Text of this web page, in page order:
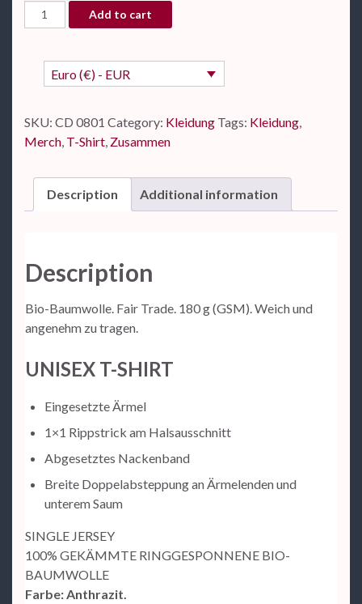
T-Shirt ZUSAMMEN quantity
Add to cart
Euro (€) - EUR
SKU: CD 0801 Category: Kleidung Tags: Kleidung,
Merch, T-Shirt, Zusammen
Description Additional information
Description
Bio-Baumwolle. Fair Trade. 180 g (GSM). Weich und
angenehm zu tragen.
UNISEX T-SHIRT
Eingesetzte Ärmel
1×1 Rippstrick am Halsausschnitt
Abgesetztes Nackenband
Breite Doppelabsteppung an Ärmelenden und
unterem Saum
SINGLE JERSEY
100% GEKÄMMTE RINGGESPONNENE BIO-
BAUMWOLLE
Farbe: Anthrazit.